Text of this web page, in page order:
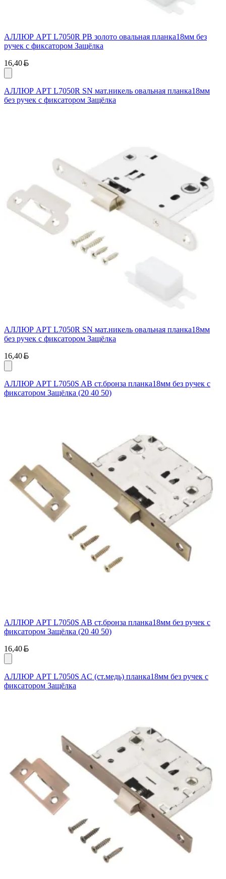
АЛЛЮР АРТ L7050R PB золото овальная планка18мм без
ручек с фиксатором Защёлка
16,40
АЛЛЮР АРТ L7050R SN мат.никель овальная планка18мм
без ручек с фиксатором Защёлка
АЛЛЮР АРТ L7050R SN мат.никель овальная планка18мм
без ручек с фиксатором Защёлка
16,40
АЛЛЮР АРТ L7050S AB ст.бронза планка18мм без ручек с
фиксатором Защёлка (20 40 50)
АЛЛЮР АРТ L7050S AB ст.бронза планка18мм без ручек с
фиксатором Защёлка (20 40 50)
16,40
АЛЛЮР АРТ L7050S AC (ст.медь) планка18мм без ручек с
фиксатором Защёлка